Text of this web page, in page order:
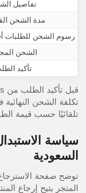
تفاصيل
مدة الشحن
رسوم الشحن للطلبات أقل من
الشحن
تأكيد
تكلفة الشحن
تلقائيًا حسب قيمة
السعودية
المتجر يتيح إرجاع